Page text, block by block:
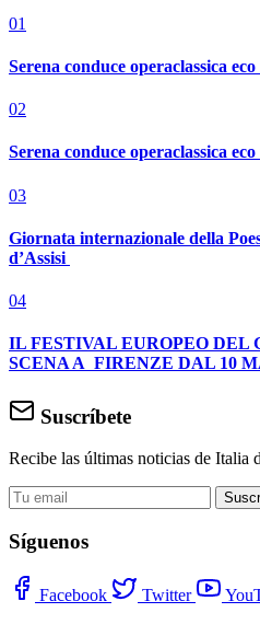
01
Serena conduce operaclassica
02
Serena conduce operaclassica
03
Giornata internazionale della
d’Assisi
04
IL FESTIVAL EUROPEO DEL
SCENA A FIRENZE DAL 10
Suscríbete
Recibe las últimas noticias de Italia
Síguenos
Facebook Twitter